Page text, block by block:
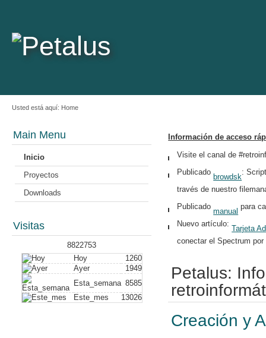
Usted está aquí: Home
Main Menu
Inicio
Proyectos
Downloads
Visitas
8822753
Hoy
1260
Ayer
1949
Esta_semana 8585
Este_mes
13026
Información de acceso
Visite el canal de
Publicadobrowdsk:
través de nuestro
Publicadomanual para
Nuevo artículo:Tarjeta
conectar el Spectrum
Nuevo artículo: Cable
MIDI/Joystick.
Nueva política de
software.
Petalus:
Creación y